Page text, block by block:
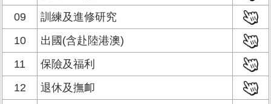
09
訓練及進修研究
10
出國(含赴陸港澳)
11
保險及福利
12
退休及撫卹